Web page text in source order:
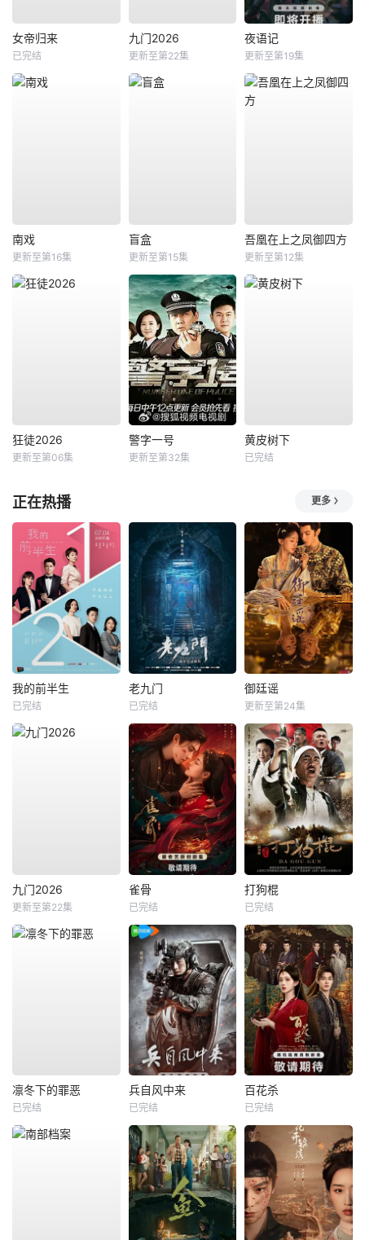
女帝归来
已完结
九门2026
更新至第22集
夜语记
更新至第19集
南戏
更新至第16集
盲盒
更新至第15集
吾凰在上之凤御四方
更新至第12集
狂徒2026
更新至第06集
警字一号
更新至第32集
黄皮树下
已完结
正在热播 更多
我的前半生
已完结
老九门
已完结
御廷谣
更新至第24集
九门2026
更新至第22集
雀骨
已完结
打狗棍
已完结
凛冬下的罪恶
已完结
兵自风中来
已完结
百花杀
已完结